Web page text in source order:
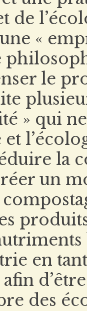
de
«
le
» qui
la
un
en
des